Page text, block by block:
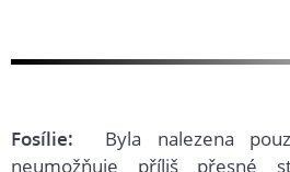
Fosílie:
Byla nalezena
neumožňuje příliš přesné